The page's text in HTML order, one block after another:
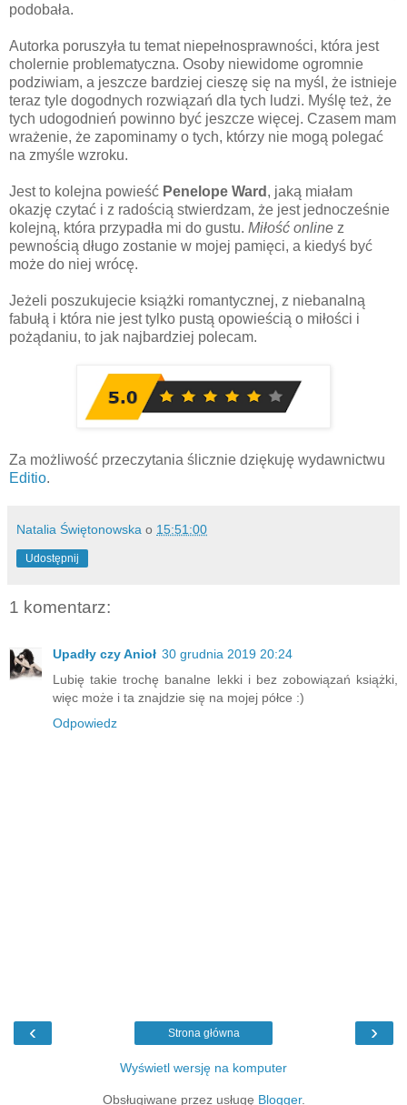
podobała.
Autorka poruszyła tu temat niepełnosprawności, która jest
cholernie problematyczna. Osoby niewidome ogromnie
podziwiam, a jeszcze bardziej cieszę się na myśl, że istnieje
teraz tyle dogodnych rozwiązań dla tych ludzi. Myślę też, że
tych udogodnień powinno być jeszcze więcej. Czasem mam
wrażenie, że zapominamy o tych, którzy nie mogą polegać
na zmyśle wzroku.
Jest to kolejna powieść Penelope Ward , jaką miałam
okazję czytać i z radością stwierdzam, że jest jednocześnie
kolejną, która przypadła mi do gustu. Miłość online z
pewnością długo zostanie w mojej pamięci, a kiedyś być
może do niej wrócę.
Jeżeli poszukujecie książki romantycznej, z niebanalną
fabułą i która nie jest tylko pustą opowieścią o miłości i
pożądaniu, to jak najbardziej polecam.
Za możliwość przeczytania ślicznie dziękuję wydawnictwu
Editio.
Natalia Świętonowska o 15:51:00
Udostępnij
1 komentarz:
Upadły czy Anioł 30 grudnia 2019 20:24
Lubię takie trochę banalne lekki i bez zobowiązań książki,
więc może i ta znajdzie się na mojej półce :)
Odpowiedz
‹ ›
Strona główna
Wyświetl wersję na komputer
Obsługiwane przez usługę Blogger.